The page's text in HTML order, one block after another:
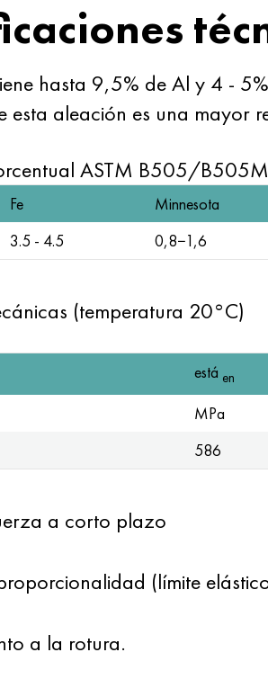
hasta 9,5% de Al y 4 -
esta aleación es una mayor
ASTM B505/
Fe Minnesota
3.5 - 4.5 0,8−1,6
(temperatura 20°C)
está en
MPa
586
a corto plazo
(límite
a la rotura.